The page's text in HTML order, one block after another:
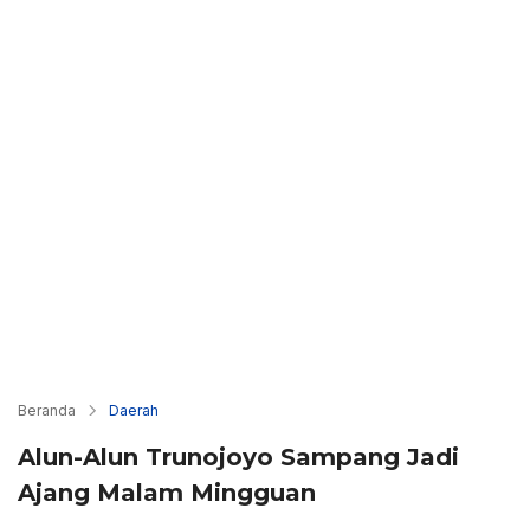
Beranda Daerah
Alun-Alun Trunojoyo Sampang Jadi
Ajang Malam Mingguan